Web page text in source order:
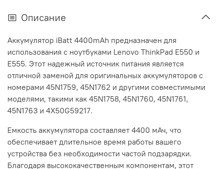
Описание
Аккумулятор iBatt 4400mAh предназначен для
использования с ноутбуками Lenovo ThinkPad E550 и
E555. Этот надежный источник питания является
отличной заменой для оригинальных аккумуляторов с
номерами 45N1759, 45N1762 и другими совместимыми
моделями, такими как 45N1758, 45N1760, 45N1761,
45N1763 и 4X50G59217.
Емкость аккумулятора составляет 4400 мАч, что
обеспечивает длительное время работы вашего
устройства без необходимости частой подзарядки.
Благодаря высококачественным компонентам, этот